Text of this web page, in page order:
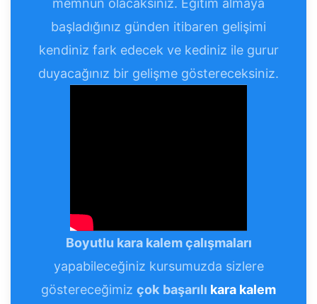
memnun olacaksınız. Eğitim almaya
başladığınız günden itibaren gelişimi
kendiniz fark edecek ve kediniz ile gurur
duyacağınız bir gelişme göstereceksiniz.
Boyutlu kara kalem çalışmaları
yapabileceğiniz kursumuzda sizlere
göstereceğimiz çok başarılı kara kalem